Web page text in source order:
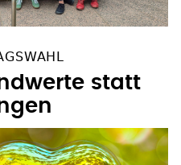
statt